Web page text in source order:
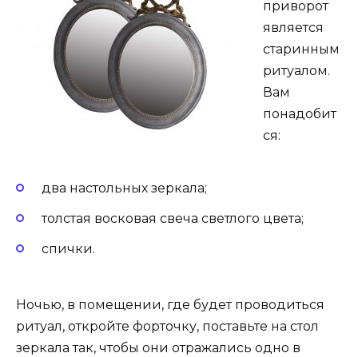
приворот
является
старинным
ритуалом.
Вам
понадобит
ся:
два настольных зеркала;
толстая восковая свеча светлого цвета;
спички.
Ночью, в помещении, где будет проводиться
ритуал, откройте форточку, поставьте на стол
зеркала так, чтобы они отражались одно в